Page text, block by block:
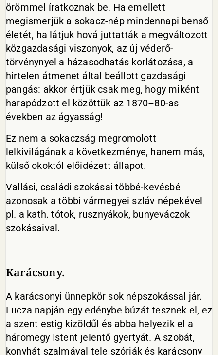
örömmel íratkoznak be. Ha emellett
megismerjük a sokacz-nép mindennapi benső
életét, ha látjuk hová juttatták a megváltozott
közgazdasági viszonyok, az új véderő-
törvénynyel a házasodhatás korlátozása, a
hirtelen átmenet által beállott gazdasági
pangás: akkor értjük csak meg, hogy miként
harapódzott el közöttük az 1870–80-as
években az ágyasság!
Ez nem a sokaczság megromolott
lelkivilágának a következménye, hanem más,
külső okoktól előidézett állapot.
Vallási, családi szokásai többé-kevésbé
azonosak a többi vármegyei szláv népekével
pl. a kath. tótok, rusznyákok, bunyeváczok
szokásaival.
Karácsony.
A karácsonyi ünnepkör sok népszokással jár.
Lucza napján egy edénybe búzát tesznek el, ez
a szent estig kizöldűl és abba helyezik el a
háromegy Istent jelentő gyertyát. A szobát,
konyhát szalmával tele szórják és karácsony